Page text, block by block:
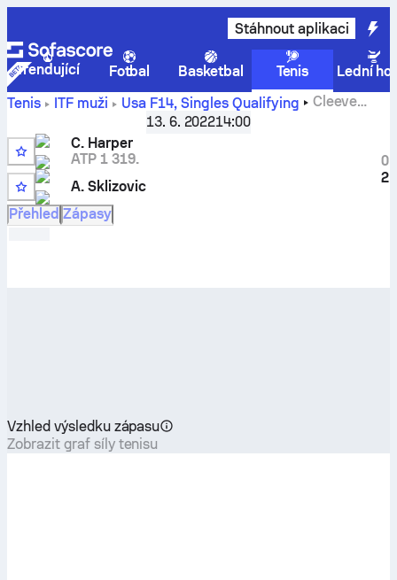
Stáhnout aplikaci
Trendující Fotbal Basketbal Tenis
Lední
Tenis
ITF muži Usa F14, Singles Qualifying
Cleeve
Alex Sklizovic – živé skóre a porovnání výsledků
13. 6. 202214:00
C. Harper
ATP 1 319.
A. Sklizovic
0
2
Přehled Zápasy
Vzhled výsledku zápasu
Zobrazit graf síly tenisu